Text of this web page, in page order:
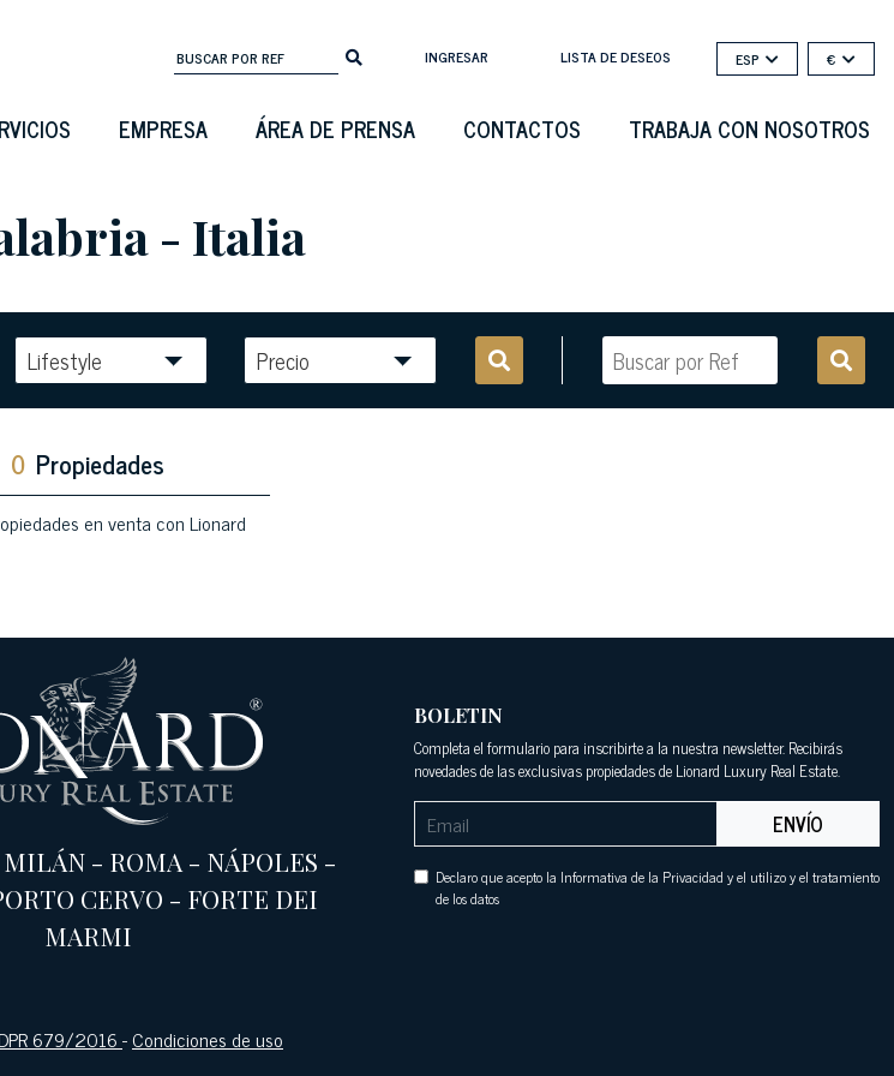
INGRESAR LISTA DE DESEOS ESP €
EMPRESA ÁREA DE PRENSA CONTACTOS TRABAJA CON NOSOTROS
- Italia
Lifestyle Precio
0 Propiedades
en venta con Lionard
MILÁN - ROMA - NÁPOLES -
CERVO - FORTE DEI
MARMI
679/2016-Condiciones de uso
BOLETIN
Completa el formulario para inscribirte a la nuestra newsletter. Recibirás
novedades de las exclusivas propiedades de Lionard Luxury Real Estate.
ENVÍO
Declaro que acepto la Informativa de la Privacidad y el utilizo y el tratamiento
de los datos